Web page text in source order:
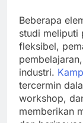
Beberapa
studi meliputi
fleksibel,
industri.
tercermin
workshop,
memberikan